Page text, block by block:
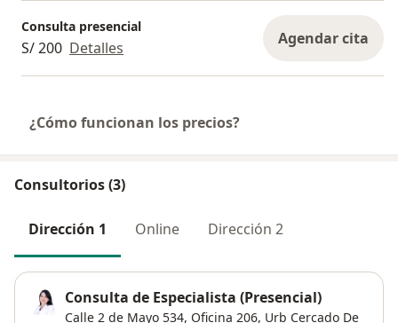
Consulta presencial
S/ 200 Detalles Agendar cita
¿Cómo funcionan los precios?
Consultorios (3)
Dirección 1 Online Dirección 2
Consulta de Especialista (Presencial)
Calle 2 de Mayo 534, Oficina 206, Urb Cercado De